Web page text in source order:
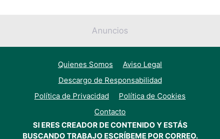
Anuncios
Quienes Somos
Aviso Legal
Descargo de Responsabilidad
Política de Privacidad
Política de Cookies
Contacto
SI ERES CREADOR DE CONTENIDO Y ESTÁS
BUSCANDO TRABAJO ESCRÍBEME POR CORREO.